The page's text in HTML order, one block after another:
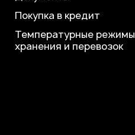
Покупка в кредит
Температурные режимы
хранения и перевозок